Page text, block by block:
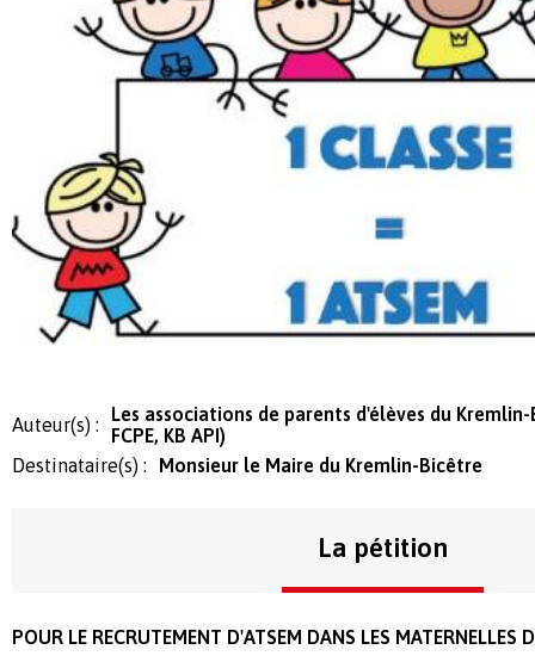
Auteur(s) :
Les associations de parents d'élèves du Kremlin-
FCPE, KB API)
Destinataire(s) :
Monsieur le Maire du Kremlin-Bicêtre
La pétition
POUR LE RECRUTEMENT D'ATSEM DANS LES MATERNELLES